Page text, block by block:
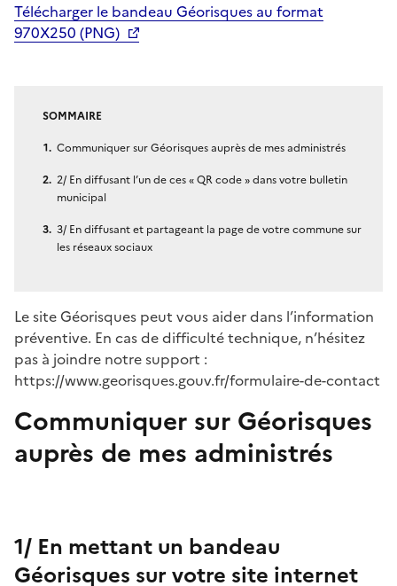
Télécharger le bandeau Géorisques au format
970X250 (PNG)
SOMMAIRE
Communiquer sur Géorisques auprès de mes administrés
2/ En diffusant l’un de ces « QR code » dans votre bulletin
municipal
3/ En diffusant et partageant la page de votre commune sur
les réseaux sociaux
Le site Géorisques peut vous aider dans l’information
préventive. En cas de difficulté technique, n’hésitez
pas à joindre notre support :
https://www.georisques.gouv.fr/formulaire-de-contact
Communiquer sur Géorisques
auprès de mes administrés
1/ En mettant un bandeau
Géorisques sur votre site internet